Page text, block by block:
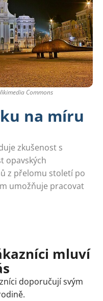
Commons
na míru
zkušenost s
opavských
z přelomu století po
umožňuje pracovat
mluví
doporučují svým